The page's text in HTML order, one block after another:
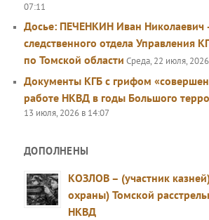
07:11
Досье: ПЕЧЕНКИН Иван Николаевич
следственного отдела Управления
по Томской области Среда, 22 июля,
Документы КГБ с грифом
работе НКВД в годы Большого
13 июля, 2026 в 14:07
ДОПОЛНЕНЫ
КОЗЛОВ – (участник
охраны) Томской
НКВД